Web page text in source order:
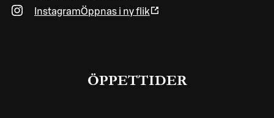
InstagramÖppnas i ny flik
ÖPPETTIDER